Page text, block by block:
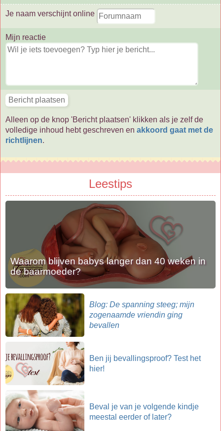
Je naam verschijnt online
Mijn reactie
Alleen op de knop 'Bericht plaatsen' klikken als je zelf de
volledige inhoud hebt geschreven en akkoord gaat met de
richtlijnen.
Leestips
Waarom blijven babys langer dan 40 weken in
de baarmoeder?
Blog: De spanning steeg; mijn
zogenaamde vriendin ging
bevallen
Ben jij bevallingsproof? Test het
hier!
Beval je van je volgende kindje
meestal eerder of later?